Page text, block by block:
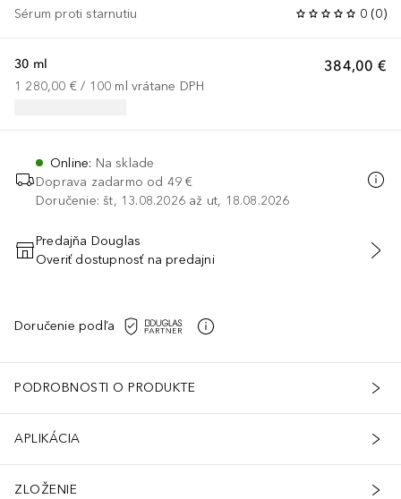
Sérum proti starnutiu 0 (0)
384,00 €
30 ml
1 280,00 € / 100 ml vrátane DPH
Online: Na sklade
Doprava zadarmo od 49 €
Doručenie: št, 13.08.2026 až ut, 18.08.2026
PRIDAŤ DO KOŠÍKA
Predajňa Douglas
Overiť dostupnosť na predajni
Doručenie podľa
PODROBNOSTI O PRODUKTE
APLIKÁCIA
ZLOŽENIE